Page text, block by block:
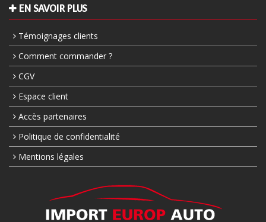
EN SAVOIR PLUS
Témoignages clients
Comment commander ?
CGV
Espace client
Accès partenaires
Politique de confidentialité
Mentions légales